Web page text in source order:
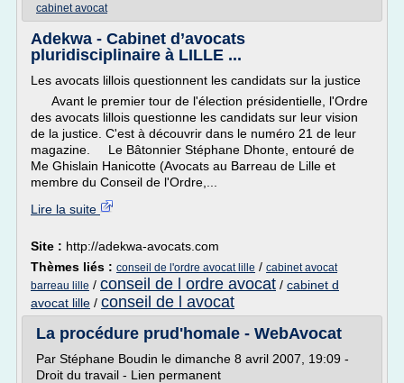
cabinet avocat
Adekwa - Cabinet d’avocats
pluridisciplinaire à LILLE ...
Les avocats lillois questionnent les candidats sur la justice
Avant le premier tour de l'élection présidentielle, l'Ordre
des avocats lillois questionne les candidats sur leur vision
de la justice. C'est à découvrir dans le numéro 21 de leur
magazine. Le Bâtonnier Stéphane Dhonte, entouré de
Me Ghislain Hanicotte (Avocats au Barreau de Lille et
membre du Conseil de l'Ordre,...
Lire la suite
Site : http://adekwa-avocats.com
Thèmes liés : conseil de l'ordre avocat lille / cabinet avocat
barreau lille / conseil de l ordre avocat / cabinet d
avocat lille / conseil de l avocat
La procédure prud'homale - WebAvocat
Par Stéphane Boudin le dimanche 8 avril 2007, 19:09 -
Droit du travail - Lien permanent